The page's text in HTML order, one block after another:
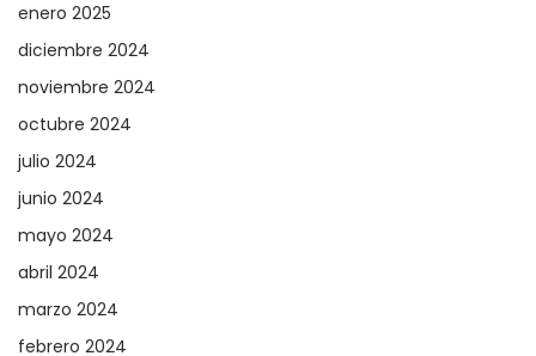
enero 2025
diciembre 2024
noviembre 2024
octubre 2024
julio 2024
junio 2024
mayo 2024
abril 2024
marzo 2024
febrero 2024